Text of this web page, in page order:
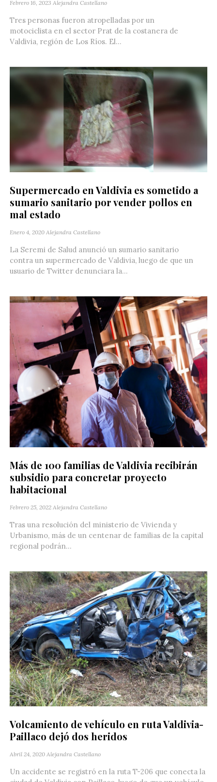
Febrero 16, 2023 Alejandra Castellano
Tres personas fueron atropelladas por un
motociclista en el sector Prat de la costanera de
Valdivia, región de Los Ríos. El...
Supermercado en Valdivia es sometido a
sumario sanitario por vender pollos en
mal estado
Enero 4, 2020 Alejandra Castellano
La Seremi de Salud anunció un sumario sanitario
contra un supermercado de Valdivia, luego de que un
usuario de Twitter denunciara la...
Más de 100 familias de Valdivia recibirán
subsidio para concretar proyecto
habitacional
Febrero 25, 2022 Alejandra Castellano
Tras una resolución del ministerio de Vivienda y
Urbanismo, más de un centenar de familias de la capital
regional podrán...
Volcamiento de vehículo en ruta Valdivia-
Paillaco dejó dos heridos
Abril 24, 2020 Alejandra Castellano
Un accidente se registró en la ruta T-206 que conecta la